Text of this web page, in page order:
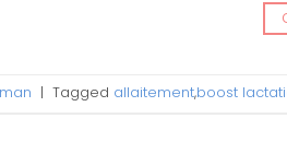
| Tagged allaitement,boost